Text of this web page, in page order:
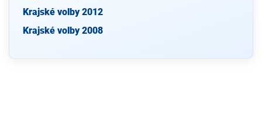
Krajské volby 2012
Krajské volby 2008